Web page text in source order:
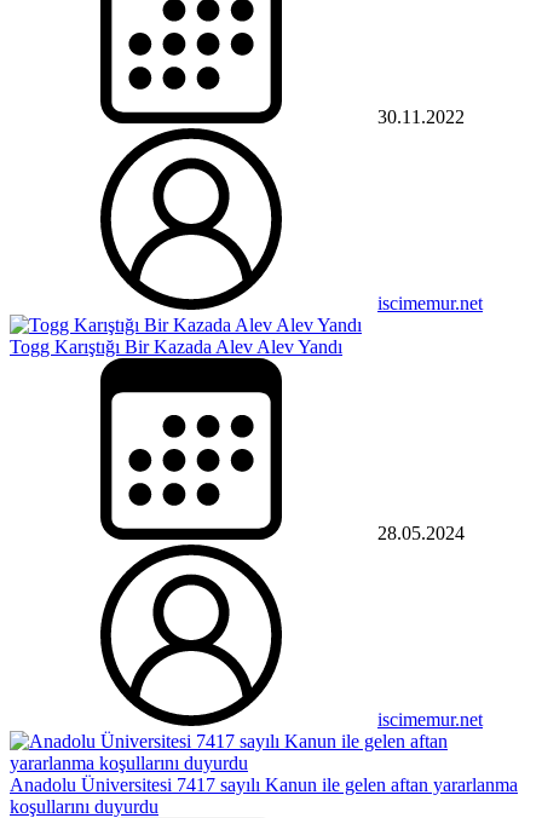
30.11.2022
iscimemur.net
Togg Karıştığı Bir Kazada Alev Alev Yandı
28.05.2024
iscimemur.net
Anadolu Üniversitesi 7417 sayılı Kanun ile gelen aftan yararlanma
koşullarını duyurdu